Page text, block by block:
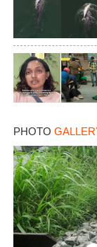
PHOTO